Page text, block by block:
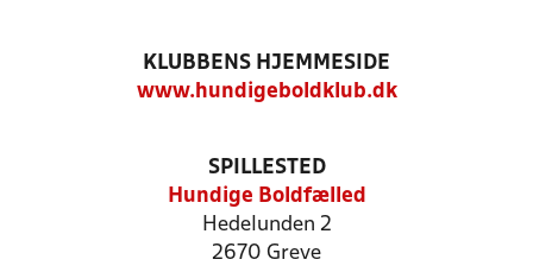
KLUBBENS HJEMMESIDE
www.hundigeboldklub.dk
SPILLESTED
Hundige Boldfælled
Hedelunden 2
2670 Greve